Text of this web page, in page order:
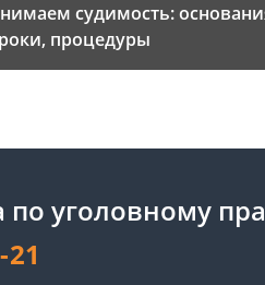
судимость:
процедуры
по уголовному